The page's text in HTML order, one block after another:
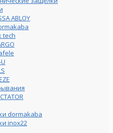
ABLOY
tech
dormakaba
inox22